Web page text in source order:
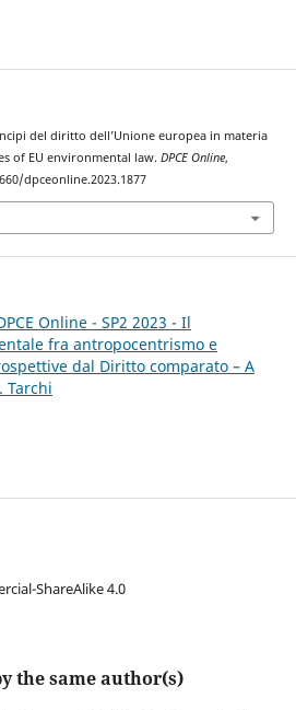
del diritto dell’Unione europea in materia
of EU environmental law. DPCE Online,
dpceonline.2023.1877
Online - SP2 2023 - Il
fra antropocentrismo e
dal Diritto comparato – A
Tarchi
ShareAlike 4.0
the same author(s)